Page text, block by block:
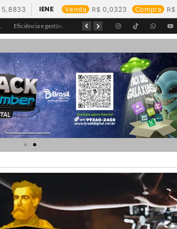
5,8833 IENE Venda 0,0323 Compra
Equipes da Aegea Rondônia passam por treinamento de prevenção e combate a princípios de incêndio e segurança no trabalho com inflamáveis Começa o Festival Peixes da Amazônia na Estrada de Ferro Madeira-Mamoré